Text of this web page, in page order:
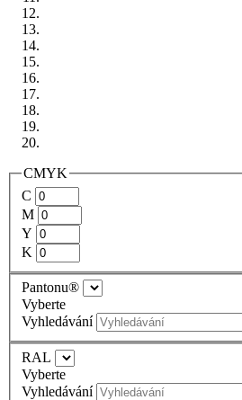
CMYK
C
M
Y
K
Pantonu®
Vyberte
Vyhledávání
RAL
Vyberte
Vyhledávání